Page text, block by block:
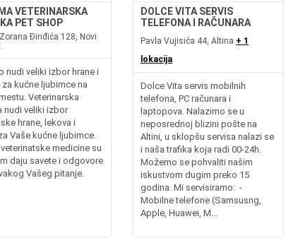
VETERINARSKA
PET SHOP
Đinđića 128, Novi
nudi veliki izbor hrane i
kućne ljubimce na
Veterinarska
nudi veliki izbor
hrane, lekova i
Vaše kućne ljubimce.
medicine su
daju savete i odgovore
Vašeg pitanje.
DOLCE VITA SERVIS
TELEFONA I RAČUNARA
Pavla Vujisića 44, Altina + 1
lokacija
Dolce Vita servis mobilnih
telefona, PC računara i
laptopova. Nalazimo se u
neposrednoj blizini pošte na
Altini, u sklopšu servisa nalazi se
i naša trafika koja radi 00-24h.
Možemo se pohvaliti našim
iskustvom dugim preko 15
godina. Mi servisiramo: -
Mobilne telefone (Samsusng,
Apple, Huawei, M...